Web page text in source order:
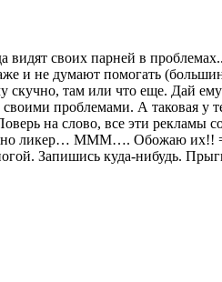
своих парней в
и не думают помогать
там или что еще. Дай
проблемами. А таковая у
на слово, все эти
ликер… МММ…. Обожаю их!!
Запишись куда-нибудь.